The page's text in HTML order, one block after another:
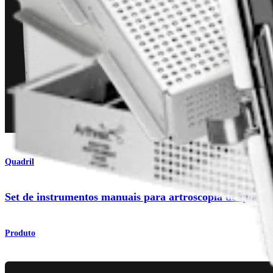
Quadril
Set de instrumentos manuais para artroscopia de
Produto